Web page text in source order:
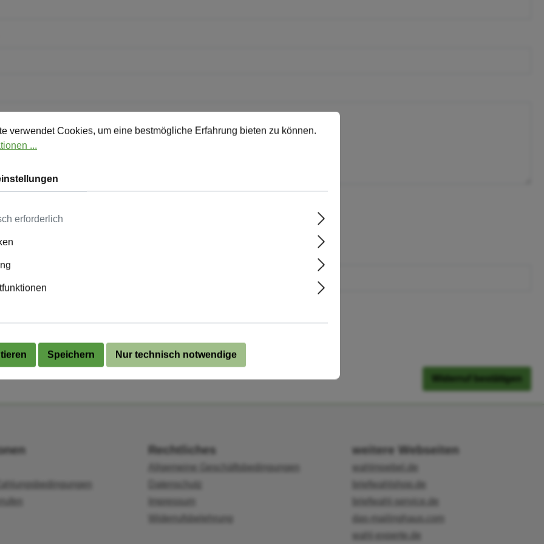
ein
Widerruf bestätigen
Rechtliches
Allgemeine Geschäftsbedingungen
Widerrufsbelehrung
weitere Webseiten
wahlmoebel.de
briefwahlshop.de
briefwahl-service.de
das-mailinghaus.com
wahl-experte.de
Cookies, um eine bestmögliche Erfahrung bieten zu können.
Mehr Informationen ...
verwendet Cookies, um eine bestmögliche Erfahrung bieten zu können.
...
erforderlich
Speichern Nur technisch notwendige